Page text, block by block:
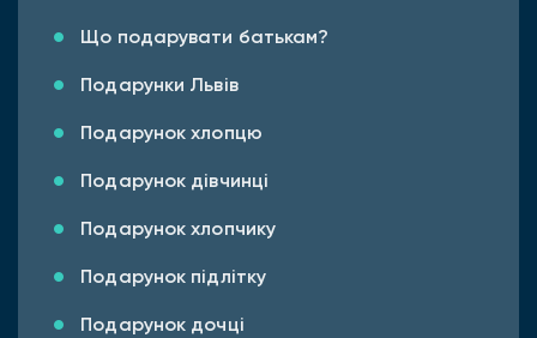
Що подарувати батькам?
Подарунки Львів
Подарунок хлопцю
Подарунок дівчинці
Подарунок хлопчику
Подарунок підлітку
Подарунок дочці